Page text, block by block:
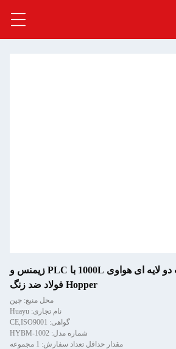
ماشین ساخت دو لایه ای هواوی 1000L با PLC زیمنس و
Hopper فولاد ضد زنگ
محل منبع: چین
نام تجاری: Huayu
گواهی: CE,ISO9001
شماره مدل: HYBM-1002
مقدار حداقل تعداد سفارش: 1 مجموعه